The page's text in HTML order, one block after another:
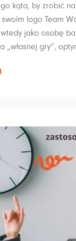
kąta, by zrobić
logo Team
jako osobę
„własnej gry”,